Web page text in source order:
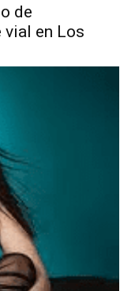
de
en Los